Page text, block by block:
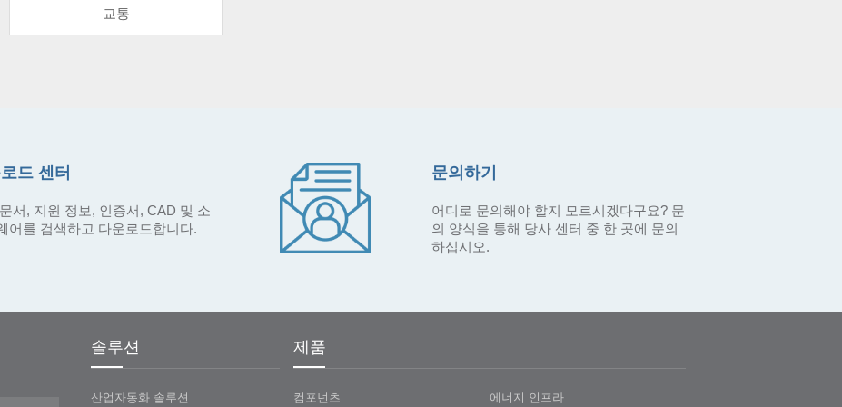
교통
드 센터
서, 지원 정보, 인증서, CAD 및 소
어를 검색하고 다운로드합니다.
문의하기
어디로 문의해야 할지 모르시겠다구요? 문
의 양식을 통해 당사 센터 중 한 곳에 문의
하십시오.
솔루션
산업자동화 솔루션
제품
컴포넌츠 에너지 인프라